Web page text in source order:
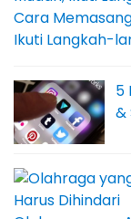
Cara
Ikuti Langkah-
5
&